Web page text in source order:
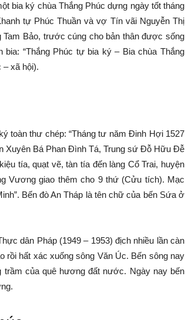
bia ký chùa Thắng Phúc dựng ngày tốt tháng
tự Phúc Thuần và vợ Tín vãi Nguyễn Thị
Bảo, trước cúng cho bản thân được sống
“Thắng Phúc tự bia ký – Bia chùa Thắng
– xã hội).
toàn thư chép: “Tháng tư năm Đinh Hợi 1527
Xuyên Bá Phan Đình Tá, Trung sứ Đỗ Hữu Đễ
tía, quạt vẽ, tàn tía đến làng Cổ Trai, huyện
Vương giao thêm cho 9 thứ (Cửu tích). Mạc
Bến đò An Tháp là tên chữ của bến Sứa ở
dân Pháp (1949 – 1953) địch nhiều lần càn
rồi hất xác xuống sông Văn Úc. Bến sông nay
của quê hương đất nước. Ngày nay bến